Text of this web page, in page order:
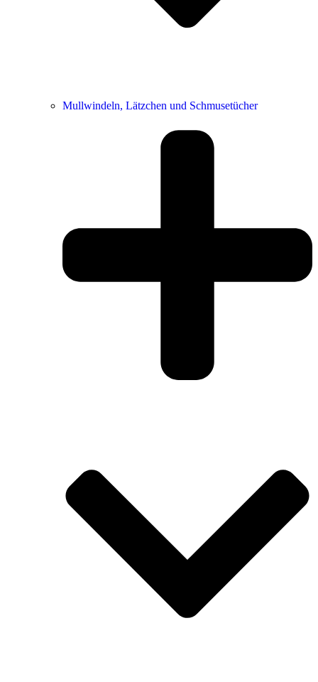
Mullwindeln, Lätzchen und Schmusetücher